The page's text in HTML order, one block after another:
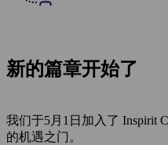
新的篇章开始了
我们于5月1日加入了 Inspirit
的机遇之门。